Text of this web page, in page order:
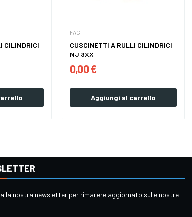
CILINDRICI
FAG
CUSCINETTI A RULLI CILINDRICI
NJ 3XX
0,00 €
Aggiungi al carrello
nostra newsletter per rimanere aggiornato sulle nostre